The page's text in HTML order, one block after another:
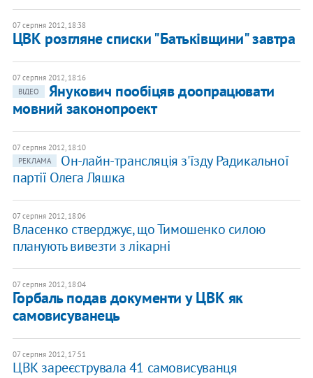
07 серпня 2012, 18:38
ЦВК розгляне списки "Батьківщини" завтра
07 серпня 2012, 18:16
ВІДЕО
Янукович пообіцяв доопрацювати
мовний законопроект
07 серпня 2012, 18:10
РЕКЛАМА
Он-лайн-трансляція з'їзду Радикальної
партії Олега Ляшка
07 серпня 2012, 18:06
Власенко стверджує, що Тимошенко силою
планують вивезти з лікарні
07 серпня 2012, 18:04
Горбаль подав документи у ЦВК як
самовисуванець
07 серпня 2012, 17:51
ЦВК зареєструвала 41 самовисуванця